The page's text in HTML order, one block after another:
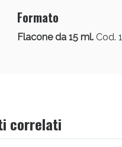
Formato
Flacone da 15 ml. Cod.
correlati